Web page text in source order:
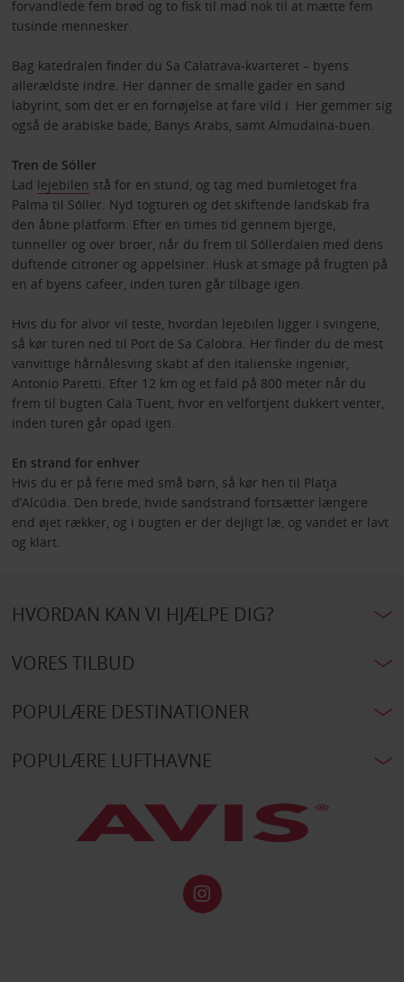
forvandlede fem brød og to fisk til mad nok til at mætte fem
tusinde mennesker.
Bag katedralen finder du Sa Calatrava-kvarteret – byens
allerældste indre. Her danner de smalle gader en sand
labyrint, som det er en fornøjelse at fare vild i. Her gemmer sig
også de arabiske bade, Banys Arabs, samt Almudaina-buen.
Tren de Sóller
Lad lejebilen stå for en stund, og tag med bumletoget fra
Palma til Sóller. Nyd togturen og det skiftende landskab fra
den åbne platform. Efter en times tid gennem bjerge,
tunneller og over broer, når du frem til Sóllerdalen med dens
duftende citroner og appelsiner. Husk at smage på frugten på
en af byens cafeer, inden turen går tilbage igen.
Hvis du for alvor vil teste, hvordan lejebilen ligger i svingene,
så kør turen ned til Port de Sa Calobra. Her finder du de mest
vanvittige hårnålesving skabt af den italienske ingeniør,
Antonio Paretti. Efter 12 km og et fald på 800 meter når du
frem til bugten Cala Tuent, hvor en velfortjent dukkert venter,
inden turen går opad igen.
En strand for enhver
Hvis du er på ferie med små børn, så kør hen til Platja
d’Alcúdia. Den brede, hvide sandstrand fortsætter længere
end øjet rækker, og i bugten er der dejligt læ, og vandet er lavt
og klart.
HVORDAN KAN VI HJÆLPE DIG?
VORES TILBUD
POPULÆRE DESTINATIONER
POPULÆRE LUFTHAVNE